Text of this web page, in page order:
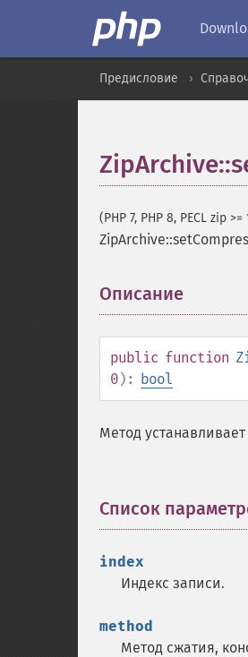
Предисловие
(PHP 7, PHP 8, PECL zip >=
Описание
public function
0): bool
Метод
Список
index
Индекс записи.
method
Метод сжатия,